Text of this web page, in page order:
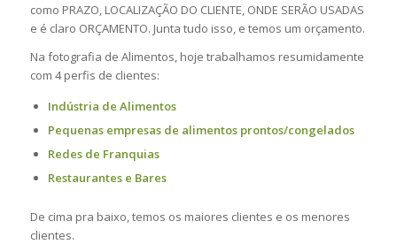
como PRAZO, LOCALIZAÇÃO DO CLIENTE, ONDE SERÃO USADAS
e é claro ORÇAMENTO. Junta tudo isso, e temos um orçamento.
Na fotografia de Alimentos, hoje trabalhamos resumidamente
com 4 perfis de clientes:
Indústria de Alimentos
Pequenas empresas de alimentos prontos/congelados
Redes de Franquias
Restaurantes e Bares
De cima pra baixo, temos os maiores clientes e os menores
clientes.